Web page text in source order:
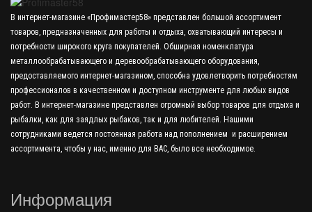
В интернет-магазине «Профимастер58» представлен большой ассортимент
товаров, предназначенных для работы и отдыха, охватывающий интересы и
потребности широкого круга покупателей. Обширная номенклатура
металлообрабатывающего и деревообрабатывающего оборудования,
предоставляемого интернет-магазином, способна удовлетворить потребностям
профессионалов в качественном и доступном инструменте для любых видов
работ. В интернет-магазине представлен огромный выбор товаров для отдыха и
рыбалки, как для заядлых рыбаков, так и для любителей. Нашими
сотрудниками ведется постоянная работа над пополнением и расширением
ассортимента, чтобы у нас, именно для ВАС, было все необходимое.
Информация